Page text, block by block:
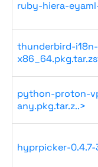
ruby-hiera-
thunderbird-
python-proton-
any.pkg.tar.z..>
hyprpicker-